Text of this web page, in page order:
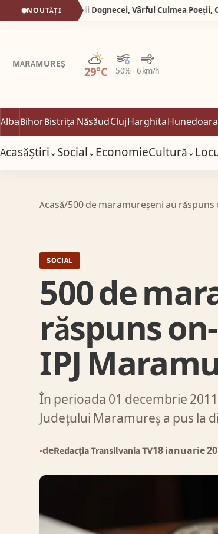
NOUTĂȚI
MARAMUREȘ
29°C 50% 6 km/h
Parțial noros
AlbaBihorBistrița NăsăudClujHarghitaHunedoara
AcasăȘtiri⌄Social⌄EconomieCultură⌄
Acasă/500 de maramureşeni au
SOCIAL
500 de
răspuns
IPJ
În perioada 01 decembrie
Judeţului Maramureş a pus la
●deRedacția Transilvania TV18 ianuarie